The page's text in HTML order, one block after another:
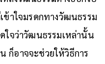
ข้าใจมรดกทางวัฒนธรรม
ใจว่าวัฒนธรรมเหล่านั้น
ก็อาจจะช่วยให้วิธีการ